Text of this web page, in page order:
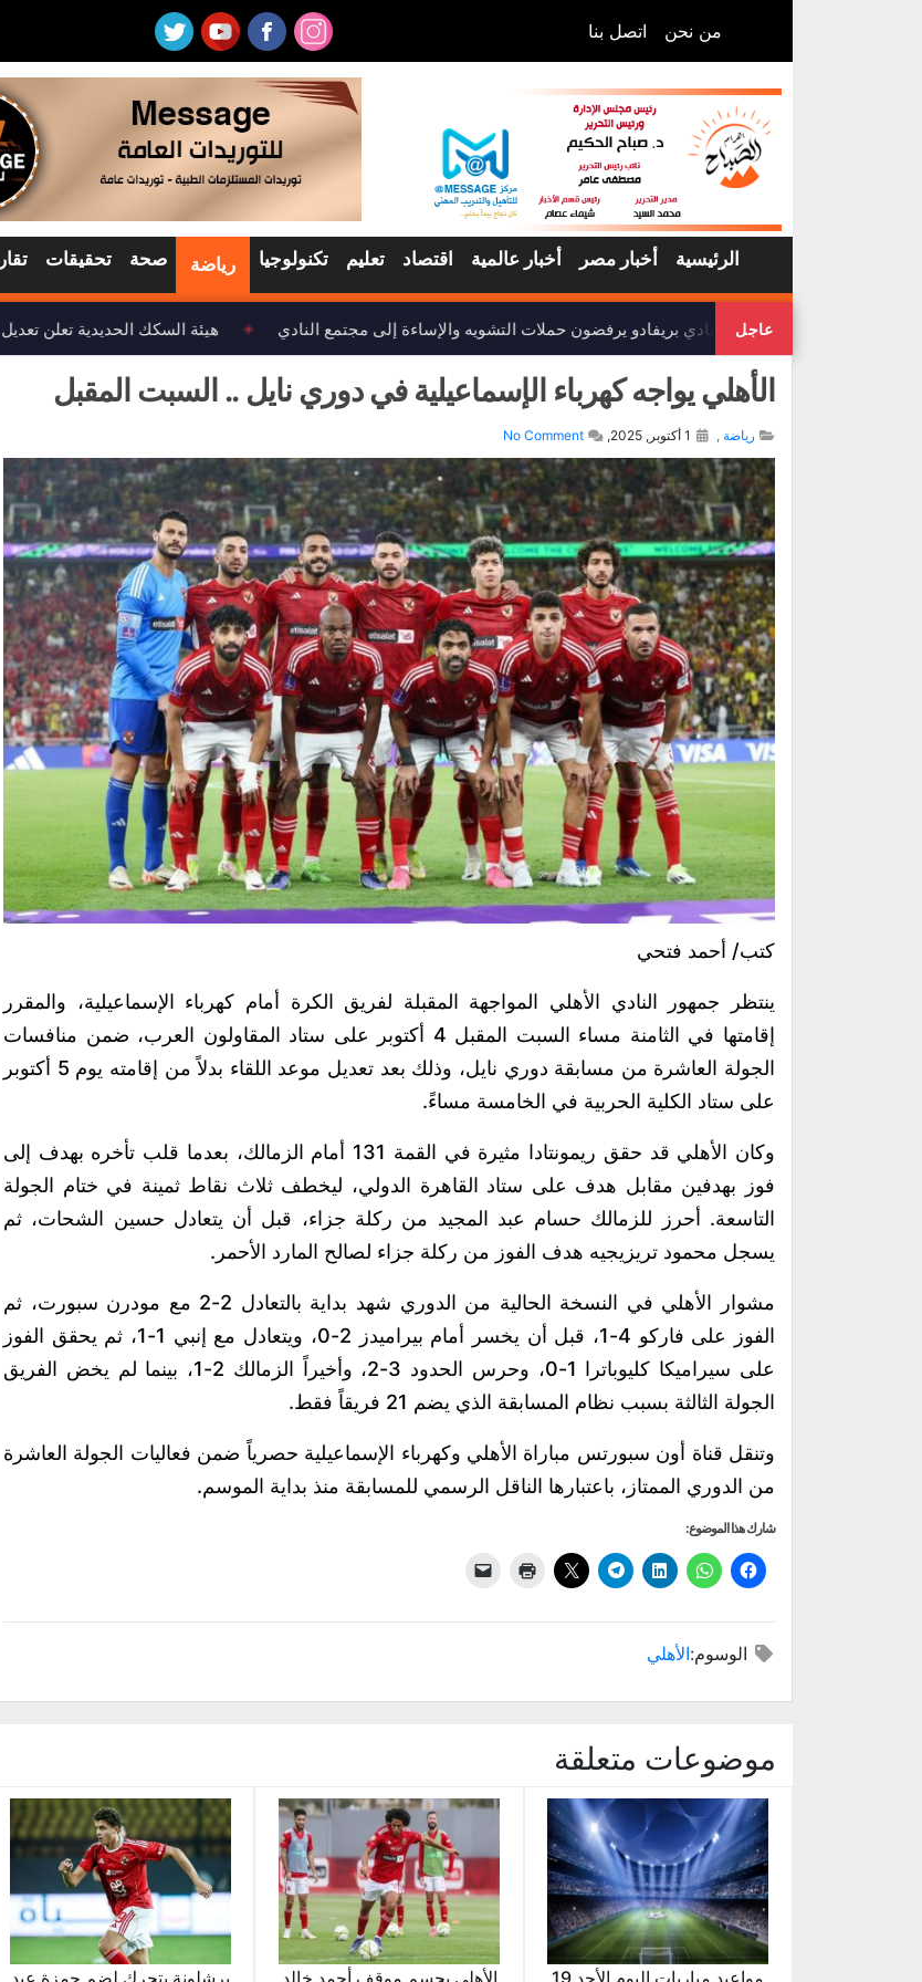
من نحن اتصل بنا
الرئيسية أخبار مصر أخبار عالمية اقتصاد تعليم تكنولوجيا رياضة صحة تحقيقات
عاجل
أعضاء نادي بريفادو يرفضون حملات التشويه والإساءة إلى مجتمع النادي ◈ هيئة السكك الحديدية تعلن
الأهلي يواجه كهرباء الإسماعيلية في دوري نايل .. السبت المقبل
رياضة ,
No Comment
كتب/ أحمد فتحي
ينتظر جمهور النادي الأهلي المواجهة المقبلة لفريق الكرة أمام كهرباء الإسماعيلية، والمقرر
إقامتها في الثامنة مساء السبت المقبل 4 أكتوبر على ستاد المقاولون العرب، ضمن منافسات
الجولة العاشرة من مسابقة دوري نايل، وذلك بعد تعديل موعد اللقاء بدلاً من إقامته يوم 5 أكتوبر
على ستاد الكلية الحربية في الخامسة مساءً.
وكان الأهلي قد حقق ريمونتادا مثيرة في القمة 131 أمام الزمالك، بعدما قلب تأخره بهدف إلى
فوز بهدفين مقابل هدف على ستاد القاهرة الدولي، ليخطف ثلاث نقاط ثمينة في ختام الجولة
التاسعة. أحرز للزمالك حسام عبد المجيد من ركلة جزاء، قبل أن يتعادل حسين الشحات، ثم
يسجل محمود تريزيجيه هدف الفوز من ركلة جزاء لصالح المارد الأحمر.
مشوار الأهلي في النسخة الحالية من الدوري شهد بداية بالتعادل 2-2 مع مودرن سبورت، ثم
الفوز على فاركو 4-1، قبل أن يخسر أمام بيراميدز 2-0، ويتعادل مع إنبي 1-1، ثم يحقق الفوز
على سيراميكا كليوباترا 1-0، وحرس الحدود 3-2، وأخيراً الزمالك 2-1، بينما لم يخض الفريق
الجولة الثالثة بسبب نظام المسابقة الذي يضم 21 فريقاً فقط.
وتنقل قناة أون سبورتس مباراة الأهلي وكهرباء الإسماعيلية حصرياً ضمن فعاليات الجولة العاشرة
من الدوري الممتاز، باعتبارها الناقل الرسمي للمسابقة منذ بداية الموسم.
شارك هذا الموضوع:
الوسوم:الأهلي
موضوعات متعلقة
مواعيد مباريات اليوم الأحد 19 الأهلي يحسم موقف أحمد خالد برشلونة يتحرك لضم حمزة عبد